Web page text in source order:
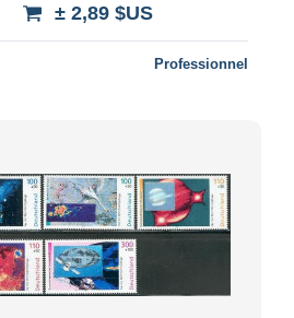
Mosque..
± 2,89 $US
Professionnel